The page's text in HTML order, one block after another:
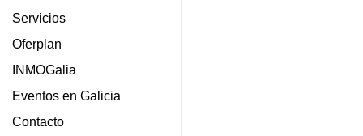
Servicios
Oferplan
INMOGalia
Eventos en Galicia
Contacto